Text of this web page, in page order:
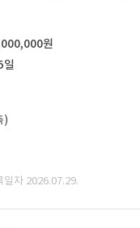
원
일
)
일자 2026.07.29.